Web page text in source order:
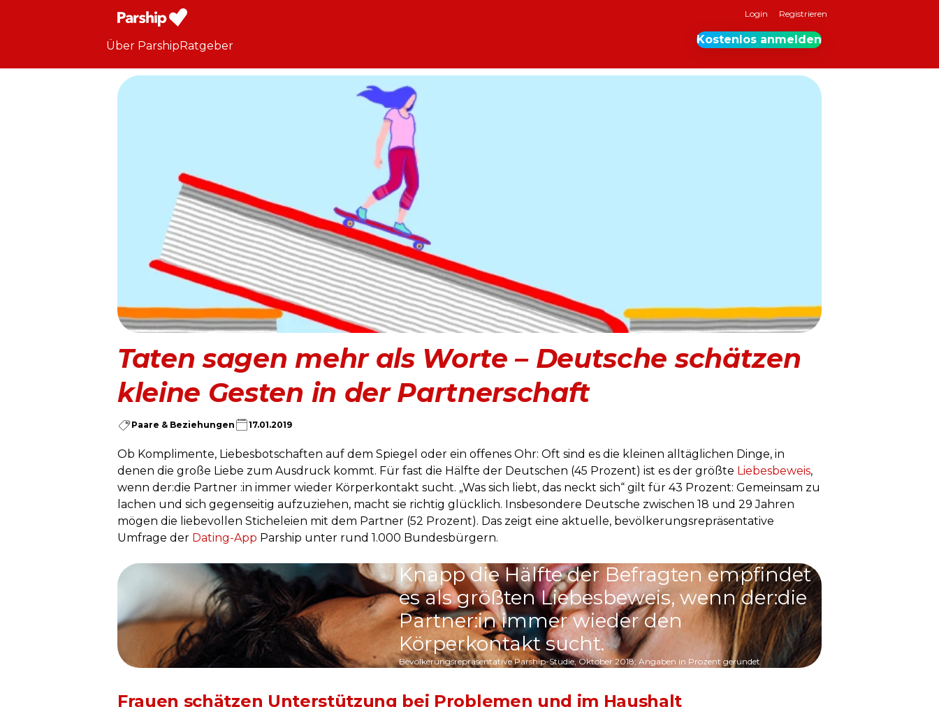
Login Registrieren
Über ParshipRatgeber Kostenlos anmelden
Taten sagen mehr als Worte – Deutsche schätzen
kleine Gesten in der Partnerschaft
Paare & Beziehungen 17.01.2019
Ob Komplimente, Liebesbotschaften auf dem Spiegel oder ein offenes Ohr: Oft sind es die kleinen alltäglichen Dinge, in
denen die große Liebe zum Ausdruck kommt. Für fast die Hälfte der Deutschen (45 Prozent) ist es der größte Liebesbeweis,
wenn der:die Partner :in immer wieder Körperkontakt sucht. „Was sich liebt, das neckt sich“ gilt für 43 Prozent: Gemeinsam zu
lachen und sich gegenseitig aufzuziehen, macht sie richtig glücklich. Insbesondere Deutsche zwischen 18 und 29 Jahren
mögen die liebevollen Sticheleien mit dem Partner (52 Prozent). Das zeigt eine aktuelle, bevölkerungsrepräsentative
Umfrage der Dating-App Parship unter rund 1.000 Bundesbürgern.
45%
Knapp die Hälfte der Befragten empfindet
es als größten Liebesbeweis, wenn der:die
Partner:in immer wieder den
Körperkontakt sucht.
Bevölkerungsrepräsentative Parship-Studie, Oktober 2018; Angaben in Prozent gerundet
Frauen schätzen Unterstützung bei Problemen und im Haushalt